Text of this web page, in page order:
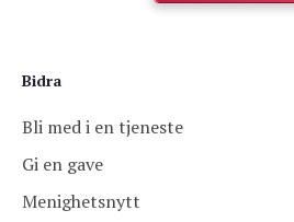
Bidra
Bli med i en tjeneste
Gi en gave
Menighetsnytt